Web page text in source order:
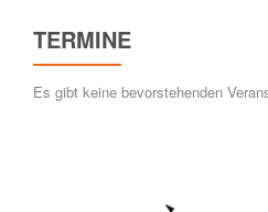
TERMINE
Es gibt keine bevorstehenden